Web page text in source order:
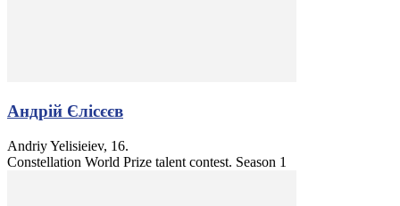
Андрій Єлісєєв
Andriy Yelisieiev, 16.
Constellation World Prize talent contest. Season 1